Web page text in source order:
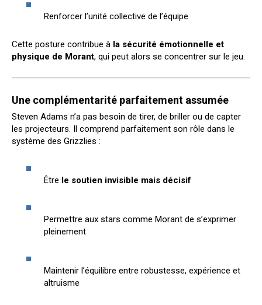
Renforcer l’unité collective de l’équipe
Cette posture contribue à la sécurité émotionnelle et
physique de Morant, qui peut alors se concentrer sur le jeu.
Une complémentarité parfaitement assumée
Steven Adams n’a pas besoin de tirer, de briller ou de capter
les projecteurs. Il comprend parfaitement son rôle dans le
système des Grizzlies :
Être le soutien invisible mais décisif
Permettre aux stars comme Morant de s’exprimer
pleinement
Maintenir l’équilibre entre robustesse, expérience et
altruisme